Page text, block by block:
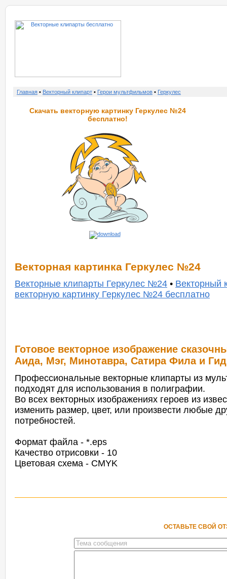
Главная • Векторный клипарт • Герои мультфильмов • Геркулес
Скачать векторную картинку Геркулес №24
бесплатно!
Векторная картинка Геркулес №24
Векторные клипарты Геркулес №24 • Векторный
векторную картинку Геркулес №24 бесплатно
Готовое векторное изображение
Аида, Мэг, Минотавра, Сатира Фила и
Профессиональные векторные клипарты из
подходят для использования в полиграфии.
Во всех векторных изображениях героев из
изменить размер, цвет, или произвести любые
потребностей.
Формат файла - *.eps
Качество отрисовки - 10
Цветовая схема - CMYK
ОСТАВЬТЕ СВОЙ